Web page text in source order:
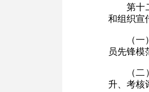
第十
和组织宣
（
员先锋模
（
升、考核